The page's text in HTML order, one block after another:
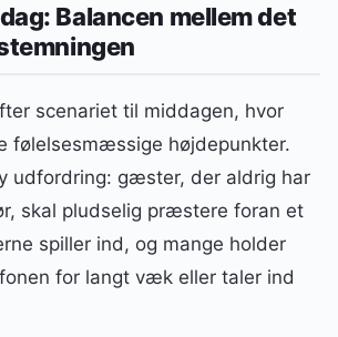
Balancen mellem det
scenariet til middagen, hvor
følelsesmæssige højdepunkter.
udfordring: gæster, der aldrig har
skal pludselig præstere foran et
spiller ind, og mange holder
for langt væk eller taler ind